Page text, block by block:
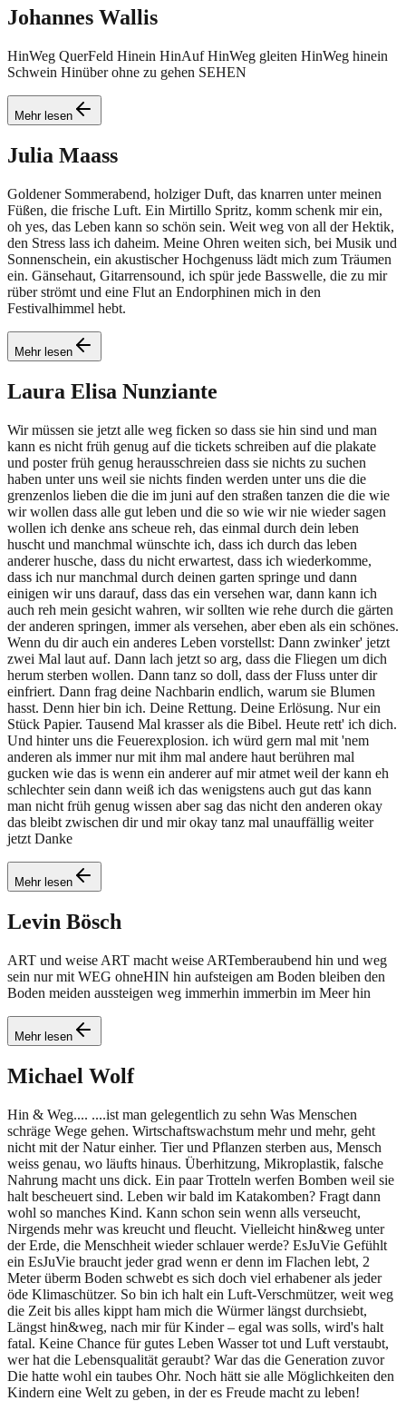
Johannes Wallis
HinWeg QuerFeld Hinein HinAuf HinWeg gleiten HinWeg hinein
Schwein Hinüber ohne zu gehen SEHEN
Mehr lesen
Julia Maass
Goldener Sommerabend, holziger Duft, das knarren unter meinen
Füßen, die frische Luft. Ein Mirtillo Spritz, komm schenk mir ein,
oh yes, das Leben kann so schön sein. Weit weg von all der Hektik,
den Stress lass ich daheim. Meine Ohren weiten sich, bei Musik und
Sonnenschein, ein akustischer Hochgenuss lädt mich zum Träumen
ein. Gänsehaut, Gitarrensound, ich spür jede Basswelle, die zu mir
rüber strömt und eine Flut an Endorphinen mich in den
Festivalhimmel hebt.
Mehr lesen
Laura Elisa Nunziante
Wir müssen sie jetzt alle weg ficken so dass sie hin sind und man
kann es nicht früh genug auf die tickets schreiben auf die plakate
und poster früh genug herausschreien dass sie nichts zu suchen
haben unter uns weil sie nichts finden werden unter uns die die
grenzenlos lieben die die im juni auf den straßen tanzen die die wie
wir wollen dass alle gut leben und die so wie wir nie wieder sagen
wollen ich denke ans scheue reh, das einmal durch dein leben
huscht und manchmal wünschte ich, dass ich durch das leben
anderer husche, dass du nicht erwartest, dass ich wiederkomme,
dass ich nur manchmal durch deinen garten springe und dann
einigen wir uns darauf, dass das ein versehen war, dann kann ich
auch reh mein gesicht wahren, wir sollten wie rehe durch die gärten
der anderen springen, immer als versehen, aber eben als ein schönes.
Wenn du dir auch ein anderes Leben vorstellst: Dann zwinker' jetzt
zwei Mal laut auf. Dann lach jetzt so arg, dass die Fliegen um dich
herum sterben wollen. Dann tanz so doll, dass der Fluss unter dir
einfriert. Dann frag deine Nachbarin endlich, warum sie Blumen
hasst. Denn hier bin ich. Deine Rettung. Deine Erlösung. Nur ein
Stück Papier. Tausend Mal krasser als die Bibel. Heute rett' ich dich.
Und hinter uns die Feuerexplosion. ich würd gern mal mit 'nem
anderen als immer nur mit ihm mal andere haut berühren mal
gucken wie das is wenn ein anderer auf mir atmet weil der kann eh
schlechter sein dann weiß ich das wenigstens auch gut das kann
man nicht früh genug wissen aber sag das nicht den anderen okay
das bleibt zwischen dir und mir okay tanz mal unauffällig weiter
jetzt Danke
Mehr lesen
Levin Bösch
ART und weise ART macht weise ARTemberaubend hin und weg
sein nur mit WEG ohneHIN hin aufsteigen am Boden bleiben den
Boden meiden aussteigen weg immerhin immerbin im Meer hin
Mehr lesen
Michael Wolf
Hin & Weg.... ....ist man gelegentlich zu sehn Was Menschen
schräge Wege gehen. Wirtschaftswachstum mehr und mehr, geht
nicht mit der Natur einher. Tier und Pflanzen sterben aus, Mensch
weiss genau, wo läufts hinaus. Überhitzung, Mikroplastik, falsche
Nahrung macht uns dick. Ein paar Trotteln werfen Bomben weil sie
halt bescheuert sind. Leben wir bald im Katakomben? Fragt dann
wohl so manches Kind. Kann schon sein wenn alls verseucht,
Nirgends mehr was kreucht und fleucht. Vielleicht hin&weg unter
der Erde, die Menschheit wieder schlauer werde? EsJuVie Gefühlt
ein EsJuVie braucht jeder grad wenn er denn im Flachen lebt, 2
Meter überm Boden schwebt es sich doch viel erhabener als jeder
öde Klimaschützer. So bin ich halt ein Luft-Verschmützer, weit weg
die Zeit bis alles kippt ham mich die Würmer längst durchsiebt,
Längst hin&weg, nach mir für Kinder – egal was solls, wird's halt
fatal. Keine Chance für gutes Leben Wasser tot und Luft verstaubt,
wer hat die Lebensqualität geraubt? War das die Generation zuvor
Die hatte wohl ein taubes Ohr. Noch hätt sie alle Möglichkeiten den
Kindern eine Welt zu geben, in der es Freude macht zu leben!